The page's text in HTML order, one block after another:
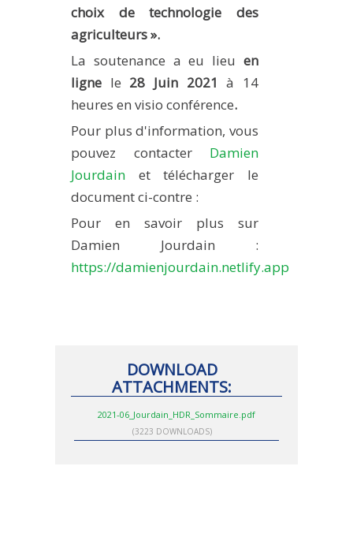
PUBLICATIONS SUR HAL
WORKING PAPERS
THEMATIC NOTES
FOR THE PUBLIC
choix de technologie des
agriculteurs ».
La soutenance a eu lieu en
ligne le 28 Juin 2021 à 14
heures en visio conférence.
Pour plus d'information, vous
pouvez contacter Damien
Jourdain et télécharger le
document ci-contre :
Pour en savoir plus sur
Damien Jourdain :
https://damienjourdain.netlify.app
DOWNLOAD
ATTACHMENTS:
2021-06_Jourdain_HDR_Sommaire.pdf
(3223 DOWNLOADS)